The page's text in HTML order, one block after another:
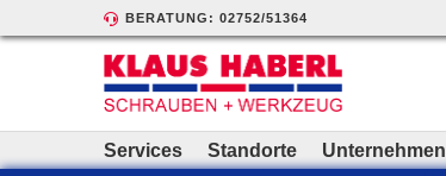
BERATUNG: 02752/51364
Services Standorte Unternehmen